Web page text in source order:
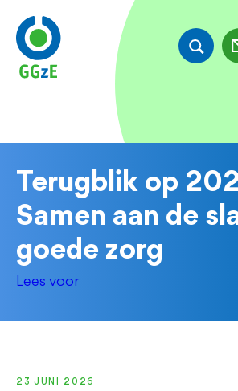
Overslaan
naar
Lees voor
Terugblik op
Samen aan de
goede zorg
23 JUNI 2026